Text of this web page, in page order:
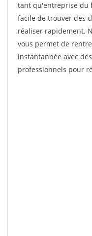
tant qu'entreprise du
facile de trouver des
réaliser rapidement.
vous permet de
instantannée avec
professionnels pour